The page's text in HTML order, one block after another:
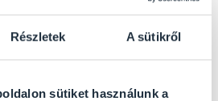
Részletek A sütikről
sütiket használunk a